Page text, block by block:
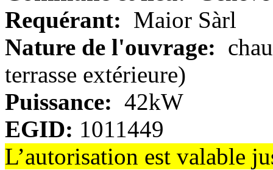
Requérant: Maior Sàrl
Nature de l'ouvrage:
terrasse extérieure)
Puissance: 42kW
EGID: 1011449
L’autorisation est valable